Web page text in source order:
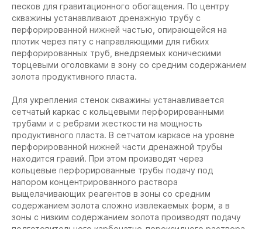
песков для гравитационного обогащения. По центру
скважины устанавливают дренажную трубу с
перфорированной нижней частью, опирающейся на
плотик через пяту с направляющими для гибких
перфорированных труб, внедряемых коническими
торцевыми оголовками в зону со средним содержанием
золота продуктивного пласта.
Для укрепления стенок скважины устанавливается
сетчатый каркас с кольцевыми перфорированными
трубами и с ребрами жесткости на мощность
продуктивного пласта. В сетчатом каркасе на уровне
перфорированной нижней части дренажной трубы
находится гравий. При этом производят через
кольцевые перфорированные трубы подачу под
напором концентрированного раствора
выщелачивающих реагентов в зоны со средним
содержанием золота сложно извлекаемых форм, а в
зоны с низким содержанием золота производят подачу